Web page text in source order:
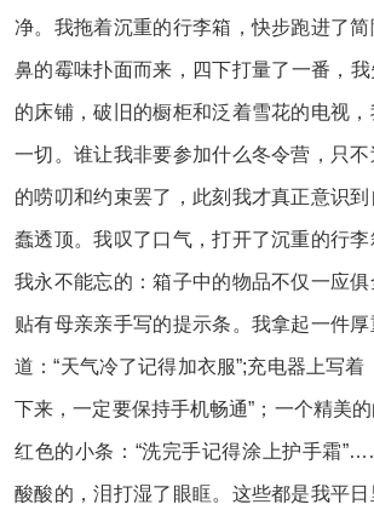
净。我拖着沉重的行李箱，快步跑进了
鼻的霉味扑面而来，四下打量了一番，
的床铺，破旧的橱柜和泛着雪花的电视
一切。谁让我非要参加什么冬令营，只
的唠叨和约束罢了，此刻我才真正意识
蠢透顶。我叹了口气，打开了沉重的行
我永不能忘的：箱子中的物品不仅一应
贴有母亲亲手写的提示条。我拿起一件
道：“天气冷了记得加衣服”;充电器上写着
下来，一定要保持手机畅通”；一个精美
红色的小条：“洗完手记得涂上护手霜
酸酸的，泪打湿了眼眶。这些都是我平日